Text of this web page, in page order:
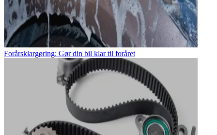
Forårsklargøring: Gør din bil klar til foråret